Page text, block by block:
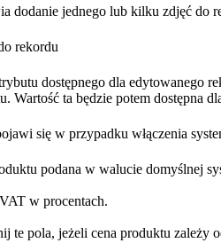
dodanie jednego lub kilku zdjęć do
rekordu
dostępnego dla edytowanego
Wartość ta będzie potem dostępna
się w przypadku włączenia
podana w walucie domyślnej
w procentach.
te pola, jeżeli cena produktu zależy